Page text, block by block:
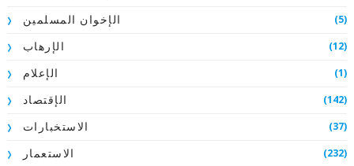
الإخوان المسلمين (5)
الإرهاب (12)
الإعلام (1)
الإقتصاد (142)
الاستخبارات (37)
الاستعمار (232)